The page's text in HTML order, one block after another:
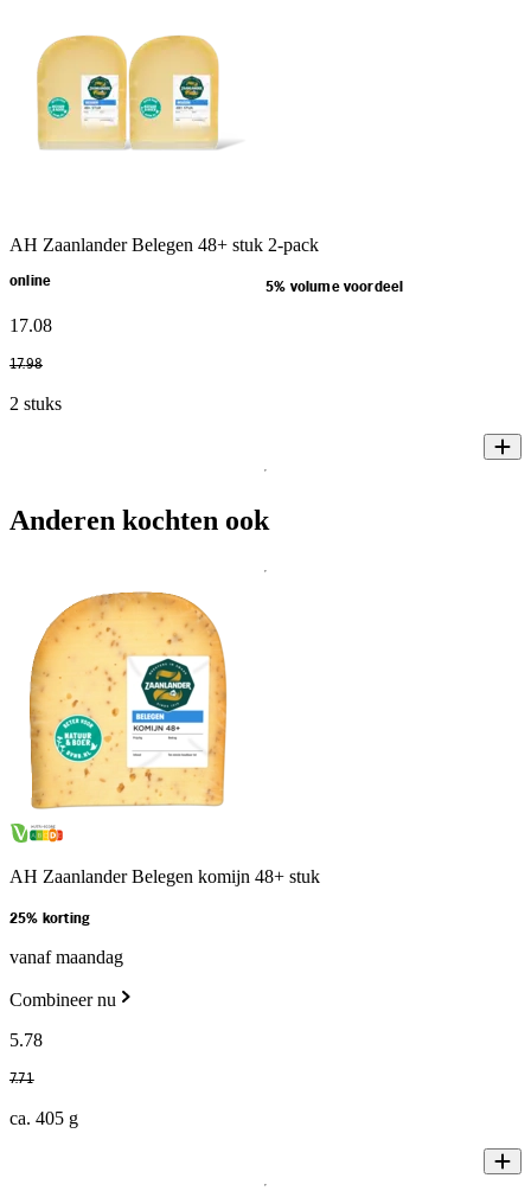
AH Zaanlander Belegen 48+ stuk 2-pack
online 5% volume voordeel
17.08
17.98
2 stuks
Anderen kochten ook
AH Zaanlander Belegen komijn 48+ stuk
25% korting
vanaf maandag
Combineer nu
5.78
7.71
ca. 405 g